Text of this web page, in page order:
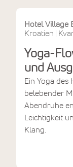
Hotel Village
Kroatien
Yoga-
und
Ein Yoga des
belebender
Abendruhe
Leichtigkeit
Klang.